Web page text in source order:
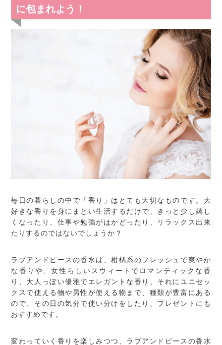
に包まれよう！
毎日の暮らしの中で「香り」はとても大切なものです。大
好きな香りを身にまとい生活するだけで、きっと少し嬉し
くなったり、仕事や勉強がはかどったり、リラックス出来
たりするのではないでしょうか？
ラブアンドピースの香水は、柑橘系のフレッシュで爽やか
な香りや、女性らしいスウィートでロマンティックな香
り、大人っぽい優雅でエレガントな香り、それにユニセッ
クスで使える物や男性が使える物まで、種類が豊富にある
ので、その日の気分で使い分けをしたり、プレゼントにも
おすすめです。
変わっていく香りを楽しみつつ、ラブアンドピースの香水